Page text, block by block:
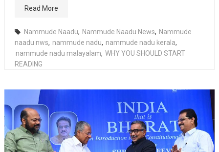
Read More
Nammude Naadu, Nammude Naadu News, Nammude
naadu nws, nammude nadu, nammude nadu kerala,
nammude nadu malayalam, WHY YOU SHOULD START
READING